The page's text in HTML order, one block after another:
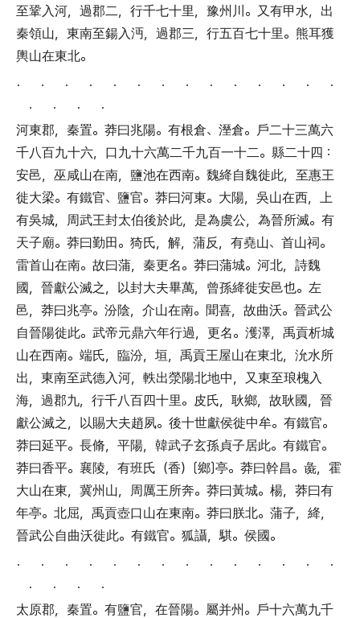
至鞏入河， 過郡二， 行千七十里， 豫州川 。 又有甲水， 出
秦領山， 東南至鍚入沔， 過郡三， 行五百七十里。 熊耳獲
輿山在東北。
． ． ． ． ． ． ． ． ． ． ． ． ． ．
． ． ． ．
河東郡， 秦置。 莽曰兆陽。 有根倉、 溼倉。 戶二十三萬六
千八百九十六， 口九十六萬二千九百一十二。 縣二十四 ：
安邑， 巫咸山在南， 鹽池在西南。 魏絳自魏徙此， 至惠王
徙大梁。 有鐵官、 鹽官。 莽曰河東。 大陽， 吳山在西， 上
有吳城， 周武王封太伯後於此， 是為虞公， 為晉所滅。 有
天子廟。 莽曰勤田。 猗氏， 解， 蒲反， 有堯山、 首山祠。
雷首山在南。 故曰蒲， 秦更名。 莽曰蒲城。 河北， 詩魏
國， 晉獻公滅之， 以封大夫畢萬， 曾孫絳徙安邑也。 左
邑， 莽曰兆亭。 汾陰， 介山在南。 聞喜， 故曲沃。 晉武公
自晉陽徙此。 武帝元鼎六年行過， 更名。 濩澤， 禹貢析城
山在西南。 端氏， 臨汾， 垣， 禹貢王屋山在東北， 沇水所
出， 東南至武德入河， 軼出滎陽北地中，
又東至琅槐入
海， 過郡九， 行千八百四十里。 皮氏， 耿鄉， 故耿國， 晉
獻公滅之， 以賜大夫趙夙。 後十世獻侯徙中牟。 有鐵官。
莽曰延平。 長脩， 平陽， 韓武子玄孫貞子居此。 有鐵官。
莽曰香平。 襄陵， 有班氏 （香）〔鄉〕亭。 莽曰幹昌。 彘， 霍
大山在東， 冀州山， 周厲王所奔。 莽曰黃城。 楊， 莽曰有
年亭。 北屈， 禹貢壺口山在東南。 莽曰朕北。 蒲子， 絳，
晉武公自曲沃徙此。 有鐵官。 狐讘，騏。 侯國。
． ． ． ． ． ． ． ． ． ． ． ． ． ．
． ． ． ．
太原郡， 秦置。 有鹽官， 在晉陽。 屬并州 。 戶十六萬九千